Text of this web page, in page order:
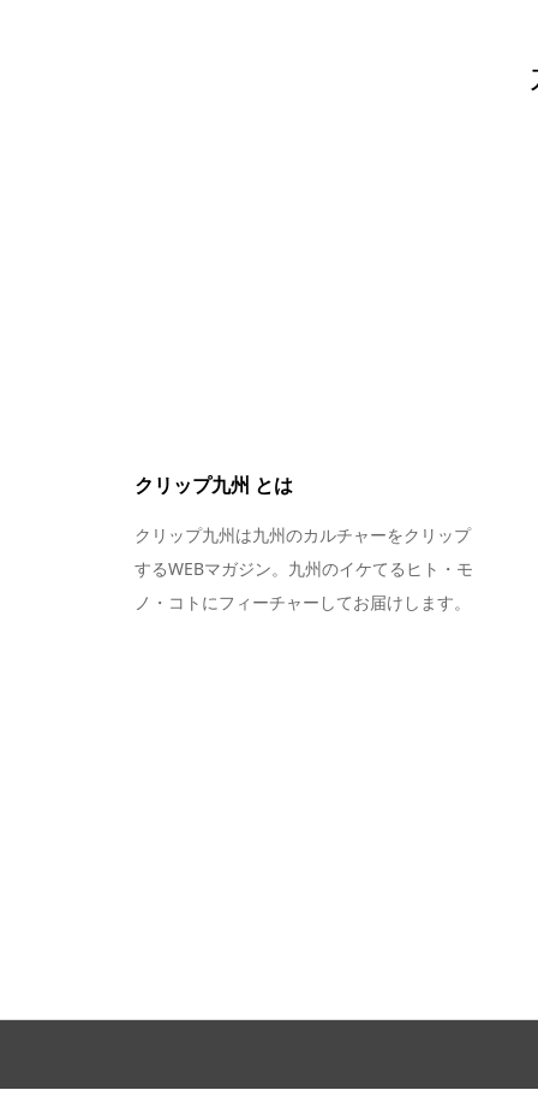
クリップ九州 とは
クリップ九州は九州のカルチャーをクリップ
するWEBマガジン。九州のイケてるヒト・モ
ノ・コトにフィーチャーしてお届けします。